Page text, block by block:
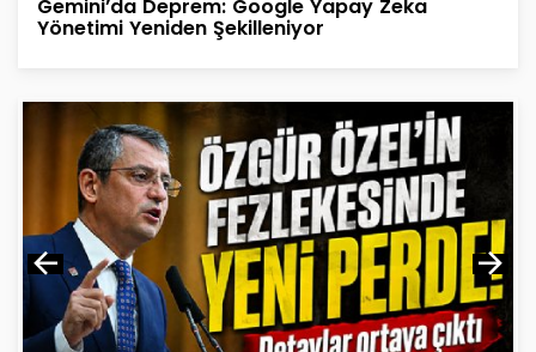
Gemini’da Deprem: Google Yapay Zeka
Yönetimi Yeniden Şekilleniyor